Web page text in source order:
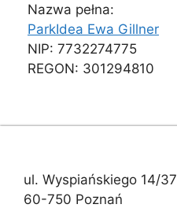
Nazwa pełna:
ParkIdea Ewa Gillner
NIP: 7732274775
REGON: 301294810
ul. Wyspiańskiego 14/37
60-750 Poznań